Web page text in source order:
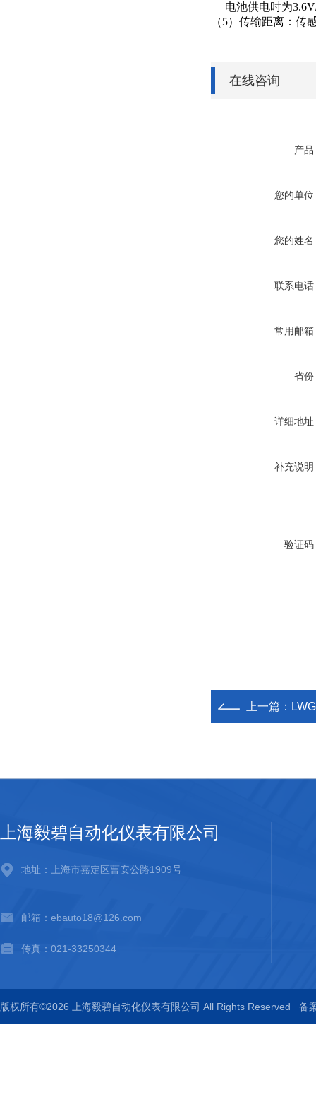
电池供电时为
（5）传输距离： 传
在线咨询
产品
您的单位
您的姓名
联系电话
常用邮箱
省份
详细地址
补充说明
验证码
上一篇：
上海毅碧自动化仪表有限公司
地址：上海市嘉定区曹安公路1909号
邮箱：ebauto18@126.com
传真：021-33250344
版权所有©2026 上海毅碧自动化仪表有限公司 All Rights Reserved 备